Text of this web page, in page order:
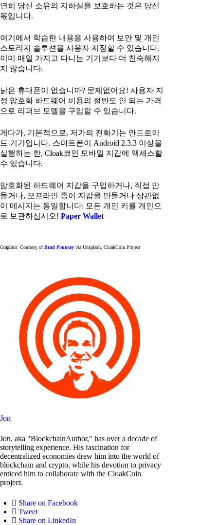
연히 당신 소유의 지하실을 보호하는 것은 당신
몫입니다.
여기에서 학습한 내용을 사용하여 보안 및 개인
스토리지 솔루션을 사용자 지정할 수 있습니다.
이미 매일 가지고 다니는 기기보다 더 친숙해지
지 않습니다.
낡은 휴대폰이 없습니까? 문제없어요! 사용자 지
정 암호화 하드웨어 비용의 절반도 안 되는 가격
으로 리퍼브 모델을 구입할 수 있습니다.
게다가, 기본적으로, 저가의 전화기는 안드로이
드 기기입니다. 스마트폰이 Android 2.3.3 이상을
실행하는 한, Cloak코인 모바일 지갑에 액세스할
수 있습니다.
암호화된 하드웨어 지갑을 구입하거나, 직접 만
들거나, 오프라인 종이 지갑을 만들거나 상관없
이 메시지는 동일합니다: 모든 개인 키를 개인으
로 보관하십시오! Paper Wallet
Graphics: Courtesy ofBrad Pouncey via Unsplash, CloakCoin Project
Jon
Jon, aka "BlockchainAuthor," has over a decade of
storytelling experience. His fascination for
decentralized economies drew him into the world of
blockchain and crypto, while his devotion to privacy
enticed him to collaborate with the CloakCoin
project.
Share on Facebook
Tweet
Share on LinkedIn